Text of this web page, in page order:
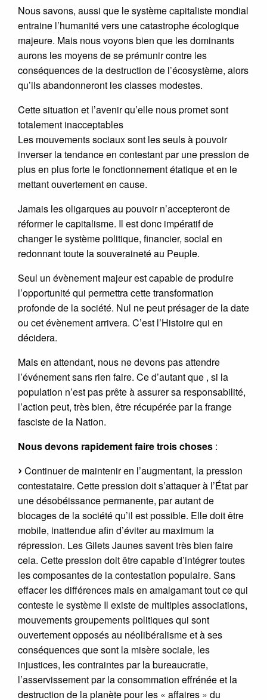
Nous savons, aussi que le système capitaliste mondial
entraine l’humanité vers une catastrophe écologique
majeure. Mais nous voyons bien que les dominants
aurons les moyens de se prémunir contre les
conséquences de la destruction de l’écosystème, alors
qu’ils abandonneront les classes modestes.
Cette situation et l’avenir qu’elle nous promet sont
totalement inacceptables
Les mouvements sociaux sont les seuls à pouvoir
inverser la tendance en contestant par une pression de
plus en plus forte le fonctionnement étatique et en le
mettant ouvertement en cause.
Jamais les oligarques au pouvoir n’accepteront de
réformer le capitalisme. Il est donc impératif de
changer le système politique, financier, social en
redonnant toute la souveraineté au Peuple.
Seul un évènement majeur est capable de produire
l’opportunité qui permettra cette transformation
profonde de la société. Nul ne peut présager de la date
ou cet évènement arrivera. C’est l’Histoire qui en
décidera.
Mais en attendant, nous ne devons pas attendre
l’événement sans rien faire. Ce d’autant que , si la
population n’est pas prête à assurer sa responsabilité,
l’action peut, très bien, être récupérée par la frange
fasciste de la Nation.
Nous devons rapidement faire trois choses :
Continuer de maintenir en l’augmentant, la pression
contestataire. Cette pression doit s’attaquer à l’État par
une désobéissance permanente, par autant de
blocages de la société qu’il est possible. Elle doit être
mobile, inattendue afin d’éviter au maximum la
répression. Les Gilets Jaunes savent très bien faire
cela. Cette pression doit être capable d’intégrer toutes
les composantes de la contestation populaire. Sans
effacer les différences mais en amalgamant tout ce qui
conteste le système Il existe de multiples associations,
mouvements groupements politiques qui sont
ouvertement opposés au néolibéralisme et à ses
conséquences que sont la misère sociale, les
injustices, les contraintes par la bureaucratie,
l’asservissement par la consommation effrénée et la
destruction de la planète pour les « affaires » du